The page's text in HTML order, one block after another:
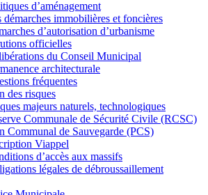
d’aménagement
démarches immobilières et foncières
d’autorisation d’urbanisme
officielles
du Conseil Municipal
architecturale
fréquentes
des risques
majeurs naturels, technologiques
Communale de Sécurité Civile (RCSC)
Communal de Sauvegarde (PCS)
Viappel
d’accès aux massifs
légales de débroussaillement